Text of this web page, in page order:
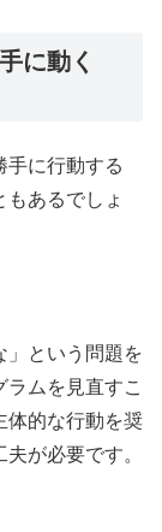
に動く
手に行動する
あるでしょ
」という問題を
ムを見直すこ
体的な行動を奨
が必要です。